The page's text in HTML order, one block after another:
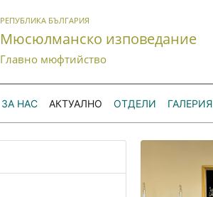
РЕПУБЛИКА БЪЛГАРИЯ
Мюсюлманско изповедание
Главно мюфтийство
ЗА НАС АКТУАЛНО ОТДЕЛИ ГАЛЕРИЯ